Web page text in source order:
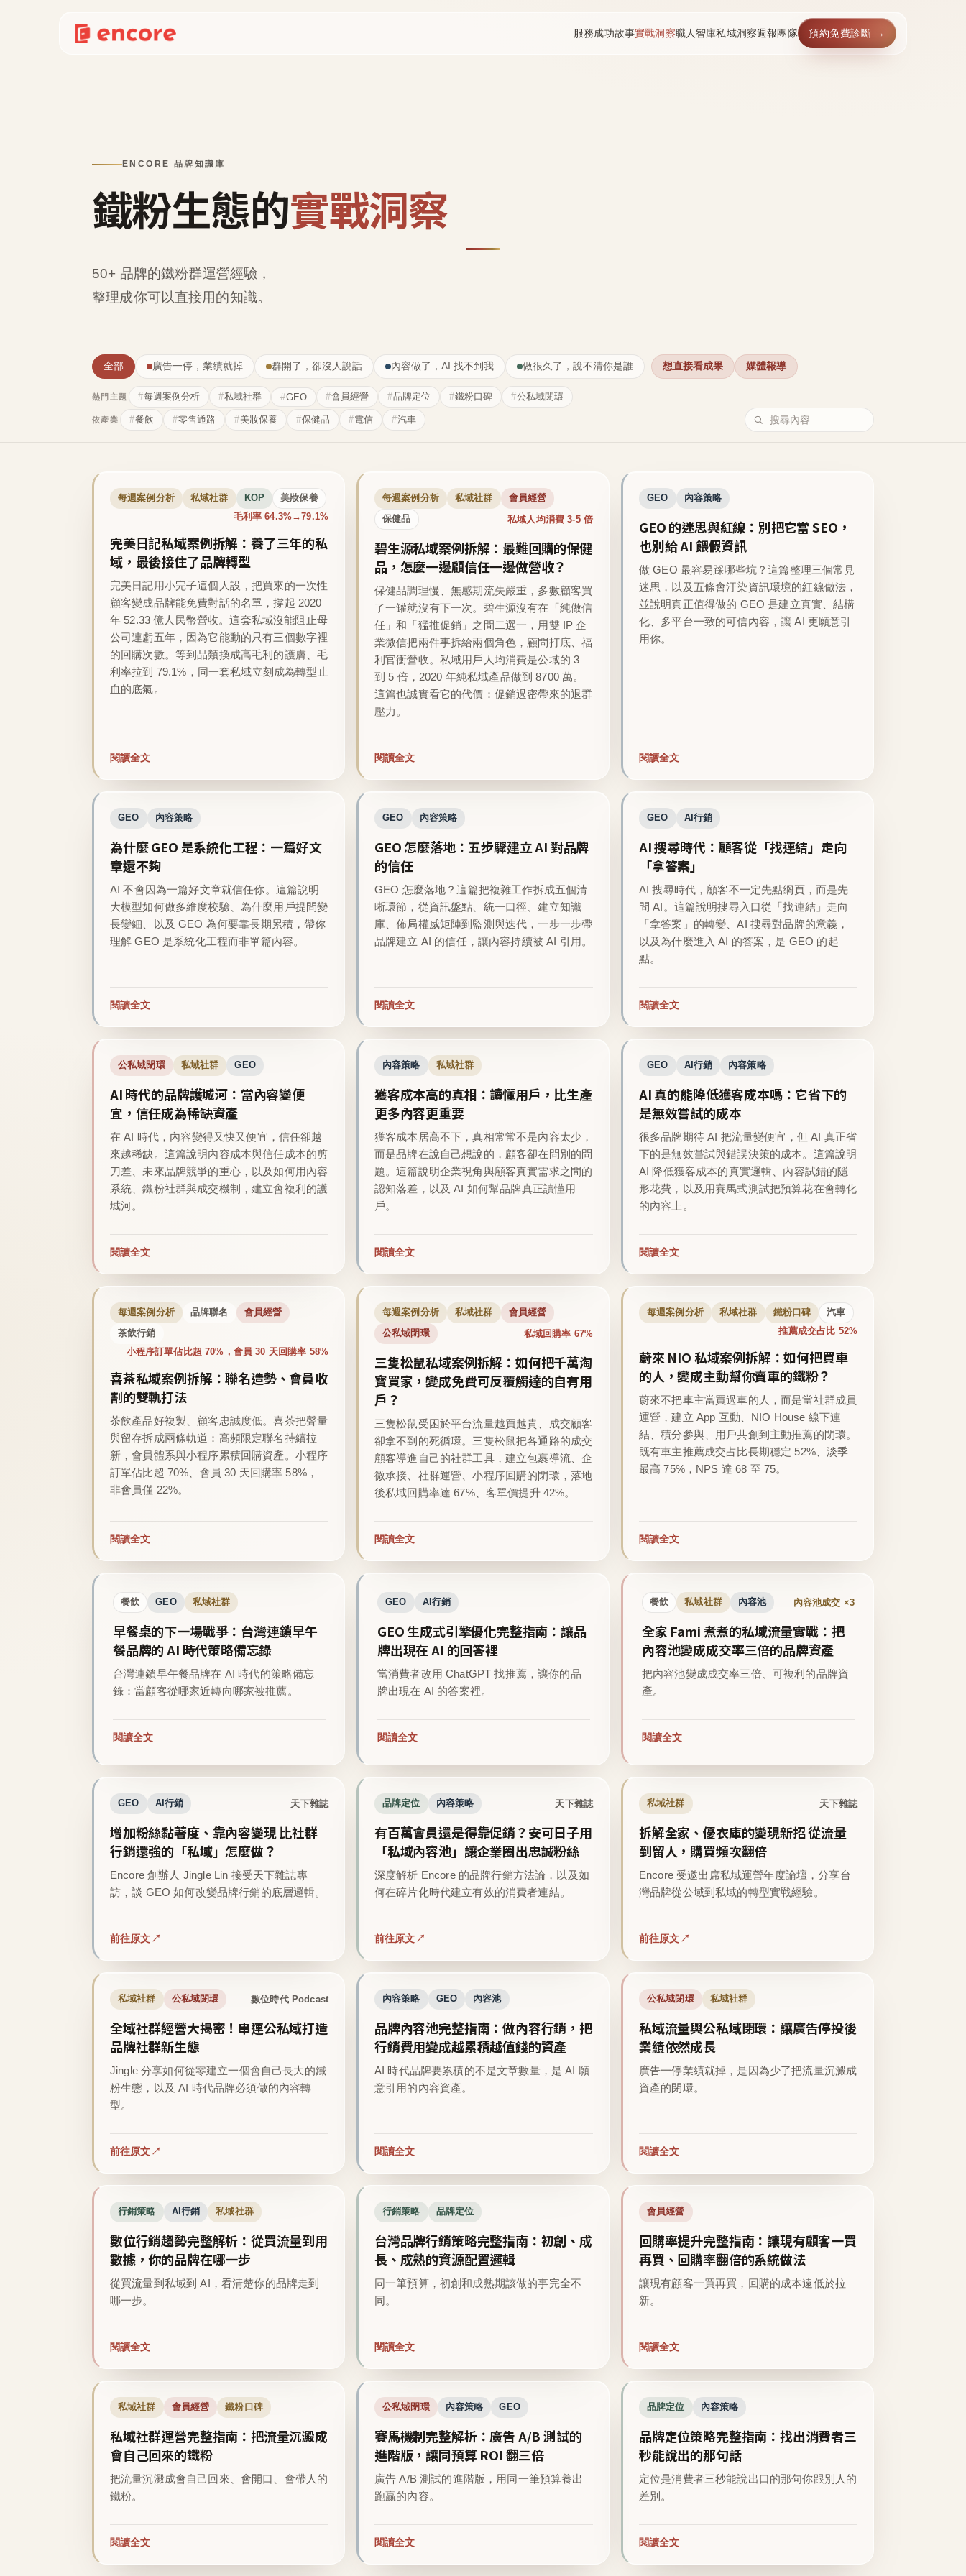
服務成功故事實戰洞察職人智庫私域洞察週報團隊 預約免費診斷 →
ENCORE 品牌知識庫
鐵粉生態的實戰洞察
50+ 品牌的鐵粉群運營經驗，
整理成你可以直接用的知識。
全部 廣告一停，業績就掉 群開了，卻沒人說話 內容做了，AI 找不到我 做很久了，說不清你是誰 想直接看成果 媒體報導
熱門主題 每週案例分析 私域社群 GEO 會員經營 品牌定位 鐵粉口碑 公私域閉環
依產業 餐飲 零售通路 美妝保養 保健品 電信 汽車
每週案例分析 私域社群 KOP 美妝保養
毛利率 64.3%→79.1%
完美日記私域案例拆解：養了三年的私
域，最後接住了品牌轉型
完美日記用小完子這個人設，把買來的一次性
顧客變成品牌能免費對話的名單，撐起 2020
年 52.33 億人民幣營收。這套私域沒能阻止母
公司連虧五年，因為它能動的只有三個數字裡
的回購次數。等到品類換成高毛利的護膚、毛
利率拉到 79.1%，同一套私域立刻成為轉型止
血的底氣。
閱讀全文
每週案例分析 私域社群 會員經營
保健品 私域人均消費 3-5 倍
碧生源私域案例拆解：最難回購的保健
品，怎麼一邊顧信任一邊做營收？
保健品調理慢、無感期流失嚴重，多數顧客買
了一罐就沒有下一次。碧生源沒有在「純做信
任」和「猛推促銷」之間二選一，用雙 IP 企
業微信把兩件事拆給兩個角色，顧問打底、福
利官衝營收。私域用戶人均消費是公域的 3
到 5 倍，2020 年純私域產品做到 8700 萬。
這篇也誠實看它的代價：促銷過密帶來的退群
壓力。
閱讀全文
GEO 內容策略
GEO 的迷思與紅線：別把它當 SEO，
也別給 AI 餵假資訊
做 GEO 最容易踩哪些坑？這篇整理三個常見
迷思，以及五條會汙染資訊環境的紅線做法，
並說明真正值得做的 GEO 是建立真實、結構
化、多平台一致的可信內容，讓 AI 更願意引
用你。
閱讀全文
GEO 內容策略
為什麼 GEO 是系統化工程：一篇好文
章還不夠
AI 不會因為一篇好文章就信任你。這篇說明
大模型如何做多維度校驗、為什麼用戶提問變
長變細、以及 GEO 為何要靠長期累積，帶你
理解 GEO 是系統化工程而非單篇內容。
閱讀全文
GEO 內容策略
GEO 怎麼落地：五步驟建立 AI 對品牌
的信任
GEO 怎麼落地？這篇把複雜工作拆成五個清
晰環節，從資訊盤點、統一口徑、建立知識
庫、佈局權威矩陣到監測與迭代，一步一步帶
品牌建立 AI 的信任，讓內容持續被 AI 引用。
閱讀全文
GEO AI行銷
AI 搜尋時代：顧客從「找連結」走向
「拿答案」
AI 搜尋時代，顧客不一定先點網頁，而是先
問 AI。這篇說明搜尋入口從「找連結」走向
「拿答案」的轉變、AI 搜尋對品牌的意義，
以及為什麼進入 AI 的答案，是 GEO 的起
點。
閱讀全文
公私域閉環 私域社群 GEO
AI 時代的品牌護城河：當內容變便
宜，信任成為稀缺資產
在 AI 時代，內容變得又快又便宜，信任卻越
來越稀缺。這篇說明內容成本與信任成本的剪
刀差、未來品牌競爭的重心，以及如何用內容
系統、鐵粉社群與成交機制，建立會複利的護
城河。
閱讀全文
內容策略 私域社群
獲客成本高的真相：讀懂用戶，比生產
更多內容更重要
獲客成本居高不下，真相常常不是內容太少，
而是品牌在說自己想說的，顧客卻在問別的問
題。這篇說明企業視角與顧客真實需求之間的
認知落差，以及 AI 如何幫品牌真正讀懂用
戶。
閱讀全文
GEO AI行銷 內容策略
AI 真的能降低獲客成本嗎：它省下的
是無效嘗試的成本
很多品牌期待 AI 把流量變便宜，但 AI 真正省
下的是無效嘗試與錯誤決策的成本。這篇說明
AI 降低獲客成本的真實邏輯、內容試錯的隱
形花費，以及用賽馬式測試把預算花在會轉化
的內容上。
閱讀全文
每週案例分析 品牌聯名 會員經營
茶飲行銷
小程序訂單佔比超 70%，會員 30 天回購率 58%
喜茶私域案例拆解：聯名造勢、會員收
割的雙軌打法
茶飲產品好複製、顧客忠誠度低。喜茶把聲量
與留存拆成兩條軌道：高頻限定聯名持續拉
新，會員體系與小程序累積回購資產。小程序
訂單佔比超 70%、會員 30 天回購率 58%，
非會員僅 22%。
閱讀全文
每週案例分析 私域社群 會員經營
公私域閉環 私域回購率 67%
三隻松鼠私域案例拆解：如何把千萬淘
寶買家，變成免費可反覆觸達的自有用
戶？
三隻松鼠受困於平台流量越買越貴、成交顧客
卻拿不到的死循環。三隻松鼠把各通路的成交
顧客導進自己的社群工具，建立包裹導流、企
微承接、社群運營、小程序回購的閉環，落地
後私域回購率達 67%、客單價提升 42%。
閱讀全文
每週案例分析 私域社群 鐵粉口碑 汽車
推薦成交占比 52%
蔚來 NIO 私域案例拆解：如何把買車
的人，變成主動幫你賣車的鐵粉？
蔚來不把車主當買過車的人，而是當社群成員
運營，建立 App 互動、NIO House 線下連
結、積分參與、用戶共創到主動推薦的閉環。
既有車主推薦成交占比長期穩定 52%、淡季
最高 75%，NPS 達 68 至 75。
閱讀全文
餐飲 GEO 私域社群
早餐桌的下一場戰爭：台灣連鎖早午
餐品牌的 AI 時代策略備忘錄
台灣連鎖早午餐品牌在 AI 時代的策略備忘
錄：當顧客從哪家近轉向哪家被推薦。
閱讀全文
GEO AI行銷
GEO 生成式引擎優化完整指南：讓品
牌出現在 AI 的回答裡
當消費者改用 ChatGPT 找推薦，讓你的品
牌出現在 AI 的答案裡。
閱讀全文
餐飲 私域社群 內容池 內容池成交 ×3
全家 Fami 煮煮的私域流量實戰：把
內容池變成成交率三倍的品牌資產
把內容池變成成交率三倍、可複利的品牌資
產。
閱讀全文
GEO AI行銷 天下雜誌
增加粉絲黏著度、靠內容變現 比社群
行銷還強的「私域」怎麼做？
Encore 創辦人 Jingle Lin 接受天下雜誌專
訪，談 GEO 如何改變品牌行銷的底層邏輯。
前往原文
品牌定位 內容策略 天下雜誌
有百萬會員還是得靠促銷？安可日子用
「私域內容池」讓企業圈出忠誠粉絲
深度解析 Encore 的品牌行銷方法論，以及如
何在碎片化時代建立有效的消費者連結。
前往原文
私域社群 天下雜誌
拆解全家、優衣庫的變現新招 從流量
到留人，購買頻次翻倍
Encore 受邀出席私域運營年度論壇，分享台
灣品牌從公域到私域的轉型實戰經驗。
前往原文
私域社群 公私域閉環 數位時代 Podcast
全域社群經營大揭密！串連公私域打造
品牌社群新生態
Jingle 分享如何從零建立一個會自己長大的鐵
粉生態，以及 AI 時代品牌必須做的內容轉
型。
前往原文
內容策略 GEO 內容池
品牌內容池完整指南：做內容行銷，把
行銷費用變成越累積越值錢的資產
AI 時代品牌要累積的不是文章數量，是 AI 願
意引用的內容資產。
閱讀全文
公私域閉環 私域社群
私域流量與公私域閉環：讓廣告停投後
業績依然成長
廣告一停業績就掉，是因為少了把流量沉澱成
資產的閉環。
閱讀全文
行銷策略 AI行銷 私域社群
數位行銷趨勢完整解析：從買流量到用
數據，你的品牌在哪一步
從買流量到私域到 AI，看清楚你的品牌走到
哪一步。
閱讀全文
行銷策略 品牌定位
台灣品牌行銷策略完整指南：初創、成
長、成熟的資源配置邏輯
同一筆預算，初創和成熟期該做的事完全不
同。
閱讀全文
會員經營
回購率提升完整指南：讓現有顧客一買
再買、回購率翻倍的系統做法
讓現有顧客一買再買，回購的成本遠低於拉
新。
閱讀全文
私域社群 會員經營 鐵粉口碑
私域社群運營完整指南：把流量沉澱成
會自己回來的鐵粉
把流量沉澱成會自己回來、會開口、會帶人的
鐵粉。
閱讀全文
公私域閉環 內容策略 GEO
賽馬機制完整解析：廣告 A/B 測試的
進階版，讓同預算 ROI 翻三倍
廣告 A/B 測試的進階版，用同一筆預算養出
跑贏的內容。
閱讀全文
品牌定位 內容策略
品牌定位策略完整指南：找出消費者三
秒能說出的那句話
定位是消費者三秒能說出口的那句你跟別人的
差別。
閱讀全文